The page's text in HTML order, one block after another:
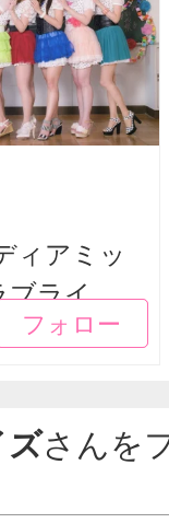
ィアミッ
ブライ
架空の...
フォロー
フォロー
ズさんを